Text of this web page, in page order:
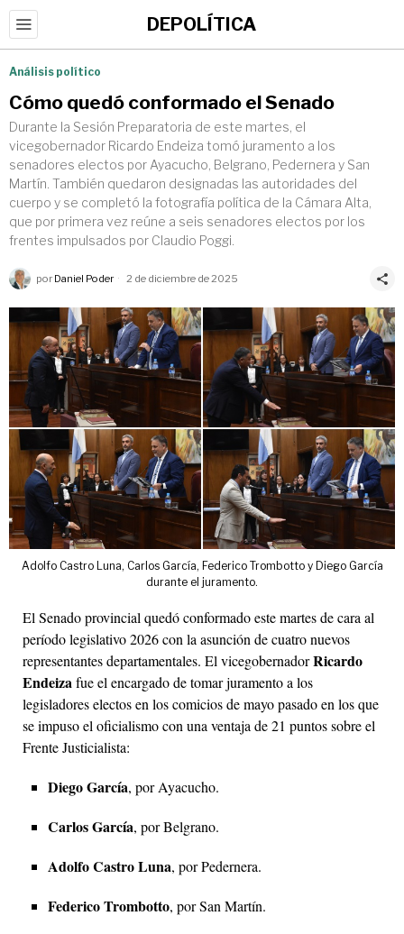
DEPOLÍTICA
Análisis político
Cómo quedó conformado el Senado
Durante la Sesión Preparatoria de este martes, el
vicegobernador Ricardo Endeiza tomó juramento a los
senadores electos por Ayacucho, Belgrano, Pedernera y San
Martín. También quedaron designadas las autoridades del
cuerpo y se completó la fotografía política de la Cámara Alta,
que por primera vez reúne a seis senadores electos por los
frentes impulsados por Claudio Poggi.
por Daniel Poder 2 de diciembre de 2025
Adolfo Castro Luna, Carlos García, Federico Trombotto y Diego García
durante el juramento.
El Senado provincial quedó conformado este martes de cara al
período legislativo 2026 con la asunción de cuatro nuevos
representantes departamentales. El vicegobernadorRicardo
Endeiza fue el encargado de tomar juramento a los
legisladores electos en los comicios de mayo pasado en los que
se impuso el oficialismo con una ventaja de 21 puntos sobre el
Frente Justicialista:
Diego García, por Ayacucho.
Carlos García, por Belgrano.
Adolfo Castro Luna, por Pedernera.
Federico Trombotto, por San Martín.